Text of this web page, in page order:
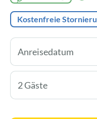
Kostenfreie
2 Gäste